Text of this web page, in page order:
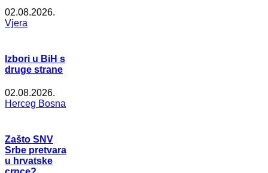
02.08.2026.
Vjera
Izbori u BiH s
druge strane
02.08.2026.
Herceg Bosna
Zašto SNV
Srbe pretvara
u hrvatske